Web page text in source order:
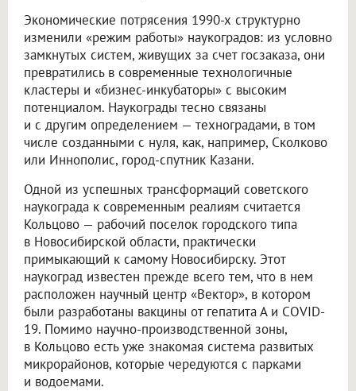
Экономические потрясения 1990-х структурно
изменили «режим работы» наукоградов: из условно
замкнутых систем, живущих за счет госзаказа, они
превратились в современные технологичные
кластеры и «бизнес-инкубаторы» с высоким
потенциалом. Наукограды тесно связаны
и с другим определением — техноградами, в том
числе созданными с нуля, как, например, Сколково
или Иннополис, город-спутник Казани.
Одной из успешных трансформаций советского
наукограда к современным реалиям считается
Кольцово — рабочий поселок городского типа
в Новосибирской области, практически
примыкающий к самому Новосибирску. Этот
наукоград известен прежде всего тем, что в нем
расположен научный центр «Вектор», в котором
были разработаны вакцины от гепатита А и COVID-
19. Помимо научно-производственной зоны,
в Кольцово есть уже знакомая система развитых
микрорайонов, которые чередуются с парками
и водоемами.